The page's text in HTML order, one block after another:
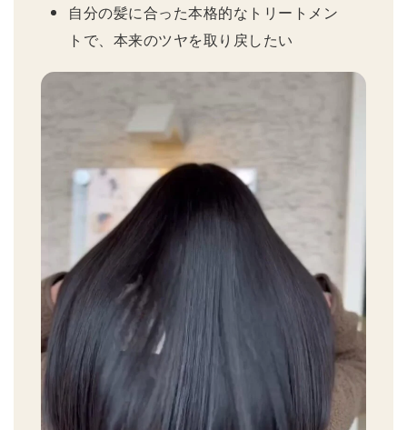
自分の髪に合った本格的なトリートメン
トで、本来のツヤを取り戻したい